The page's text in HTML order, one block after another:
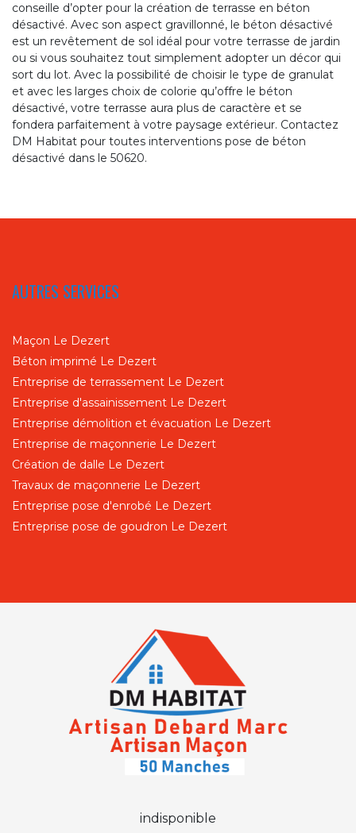
conseille d’opter pour la création de terrasse en béton
désactivé. Avec son aspect gravillonné, le béton désactivé
est un revêtement de sol idéal pour votre terrasse de jardin
ou si vous souhaitez tout simplement adopter un décor qui
sort du lot. Avec la possibilité de choisir le type de granulat
et avec les larges choix de colorie qu’offre le béton
désactivé, votre terrasse aura plus de caractère et se
fondera parfaitement à votre paysage extérieur. Contactez
DM Habitat pour toutes interventions pose de béton
désactivé dans le 50620.
AUTRES SERVICES
Maçon Le Dezert
Béton imprimé Le Dezert
Entreprise de terrassement Le Dezert
Entreprise d'assainissement Le Dezert
Entreprise démolition et évacuation Le Dezert
Entreprise de maçonnerie Le Dezert
Création de dalle Le Dezert
Travaux de maçonnerie Le Dezert
Entreprise pose d'enrobé Le Dezert
Entreprise pose de goudron Le Dezert
indisponible